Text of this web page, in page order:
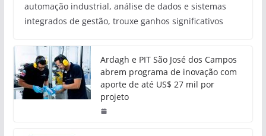
automação industrial, análise de dados e sistemas
integrados de gestão, trouxe ganhos significativos
Ardagh e PIT São José dos Campos
abrem programa de inovação com
aporte de até US$ 27 mil por
projeto